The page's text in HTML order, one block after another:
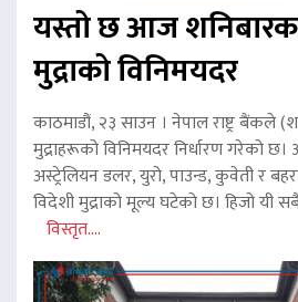
यस्तो छ आज
मुद्राको विनिमयदर
काठमाडौं, २३ साउन । नेपाल राष्ट्र बैंकले
मुद्राहरूको विनिमयदर निर्धारण गरेको
अस्ट्रेलियन डलर, युरो, पाउन्ड, कुवेती र
विदेशी मुद्राको मूल्य घटेको छ। हिजो यी
विस्तृत....